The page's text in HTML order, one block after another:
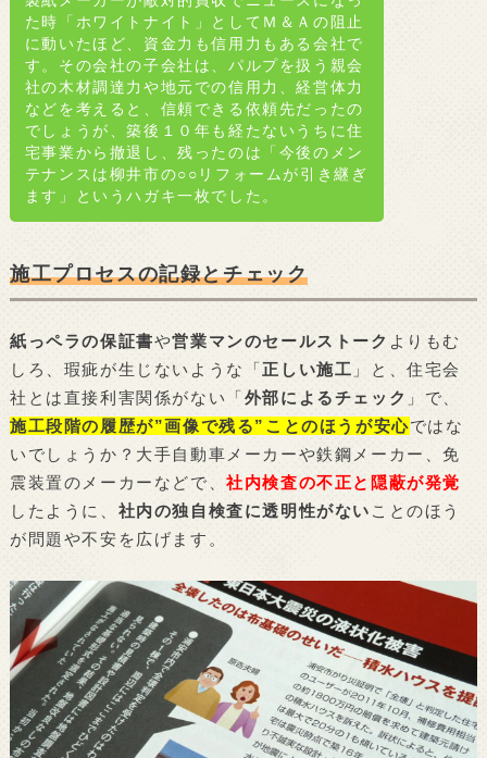
た時「ホワイトナイト」としてＭ＆Ａの阻止
に動いたほど、資金力も信用力もある会社で
す。その会社の子会社は、パルプを扱う親会
社の木材調達力や地元での信用力、経営体力
などを考えると、信頼できる依頼先だったの
でしょうが、築後１０年も経たないうちに住
宅事業から撤退し、残ったのは「今後のメン
テナンスは柳井市の○○リフォームが引き継ぎ
ます」というハガキ一枚でした。
施工プロセスの記録とチェック
紙っペラの保証書や営業マンのセールストーク よりもむ
しろ、瑕疵が生じないような「正しい施工 」と、住宅会
社とは直接利害関係がない「外部によるチェック 」で、
施工段階の履歴が”画像で残る”ことのほうが安心ではな
いでしょうか？大手自動車メーカーや鉄鋼メーカー、免
震装置のメーカーなどで、社内検査の不正と隠蔽が発覚
したように、 社内の独自検査に透明性がない ことのほう
が問題や不安を広げます。